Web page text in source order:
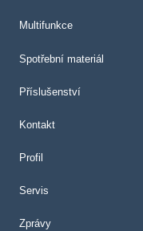
Multifunkce
Spotřební materiál
Příslušenství
Kontakt
Profil
Servis
Zprávy